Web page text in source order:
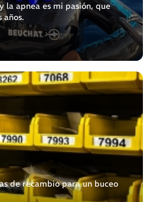
la apnea es mi pasión, que
años.
de recambio para un buceo